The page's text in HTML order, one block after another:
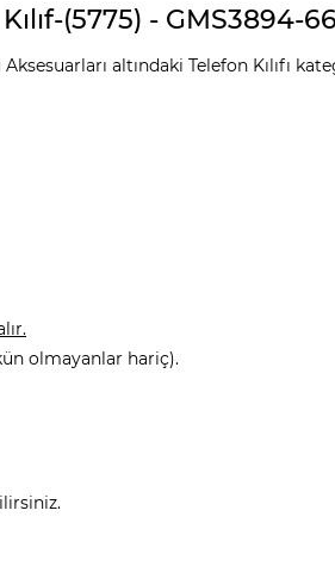
(5775) - GMS3894-
altındaki Telefon Kılıfı
olmayanlar hariç).